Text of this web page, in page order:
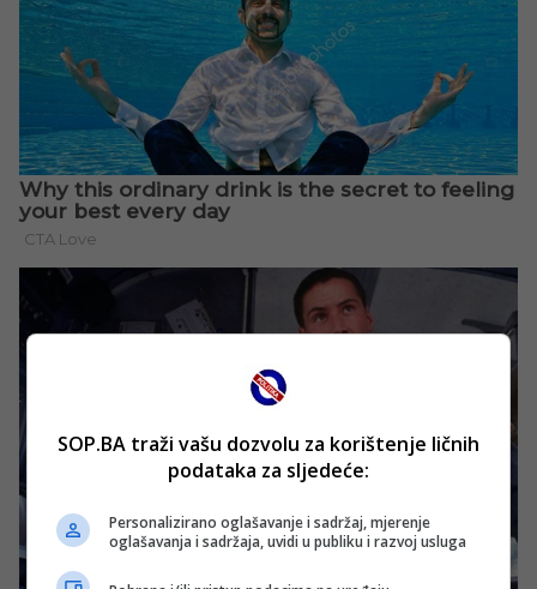
SOP.BA traži vašu dozvolu za korištenje ličnih
podataka za sljedeće:
Personalizirano oglašavanje i sadržaj, mjerenje
oglašavanja i sadržaja, uvidi u publiku i razvoj usluga